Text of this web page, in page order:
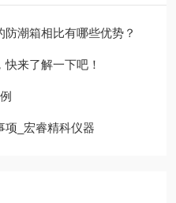
潮箱相比有哪些优势？
来了解一下吧！
项_宏睿精科仪器